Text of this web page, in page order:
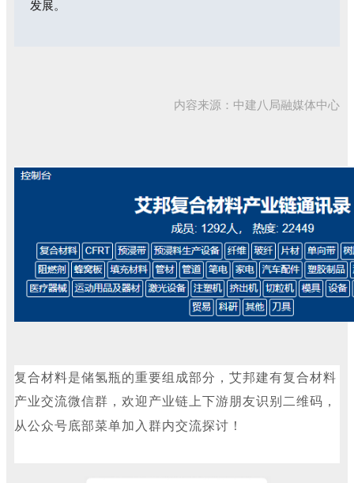
发展。
内容来源：中建八局融媒体中心
复合材料是储氢瓶的重要组成部分，艾邦建有复合材料
产业交流微信群，欢迎 产业链上下游朋友识别二维码，
从公众号底部菜单加入群内交流探讨！